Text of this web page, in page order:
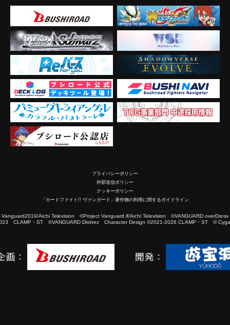
プライバシーポリシー
外部送信ポリシー
クッキーポリシー
「カードファイト!! ヴァンガード」著作物の利用に関するガイドライン
Aichi Television ©Project Vanguard if/Aichi Television ©VANGUARD
CLAMP・ST ©VANGUARD Divinez Character Design ©2021-2026 CLAMP・ST ©